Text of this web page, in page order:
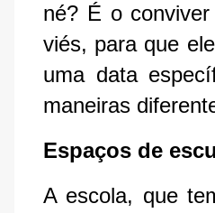
né? É o
viés, para que
uma data
maneiras
Espaços de
A escola, que